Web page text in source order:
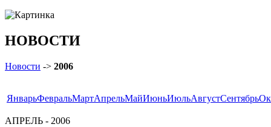
НОВОСТИ
Новости -> 2006
ЯнварьФевральМартАпрельМайИюньИюльАвгустСентябрь
АПРЕЛЬ - 2006